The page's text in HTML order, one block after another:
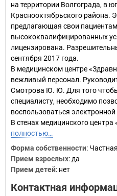
на территории Волгограда, в
Краснооктябрьского района.
предлагающая свои
высококвалифицированных
лицензирована.
сентября 2017 года.
В медицинском центре
вежливый персонал.
Смотрова Ю. Ю. Для того
специалисту, необходимо
воспользоваться
В стенах медицинского центра
полностью…
Форма собственности: Частная
Прием взрослых: да
Прием детей: нет
Контактная